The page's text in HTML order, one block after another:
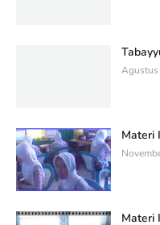
Materi
Materi